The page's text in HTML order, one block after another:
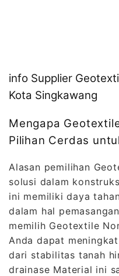
info Supplier
Kota Singkawang
Mengapa
Pilihan Cerdas
Alasan pemilihan
solusi dalam
ini memiliki daya
dalam hal
memilih Geotextile
Anda dapat
dari stabilitas tanah
drainase Material ini